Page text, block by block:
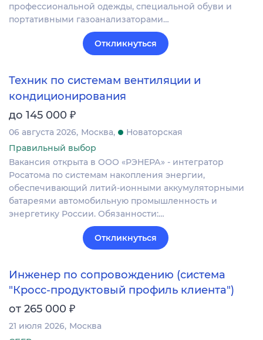
профессиональной одежды, специальной обуви и
портативными газоанализаторами…
Откликнуться
Техник по системам вентиляции и
кондиционирования
до 145 000 ₽
06 августа 2026 Москва
Новаторская
Правильный выбор
Вакансия открыта в ООО «РЭНЕРА» - интегратор
Росатома по системам накопления энергии,
обеспечивающий литий-ионными аккумуляторными
батареями автомобильную промышленность и
энергетику России. Обязанности:…
Откликнуться
Инженер по сопровождению (система
"Кросс-продуктовый профиль клиента")
от 265 000 ₽
21 июля 2026 Москва